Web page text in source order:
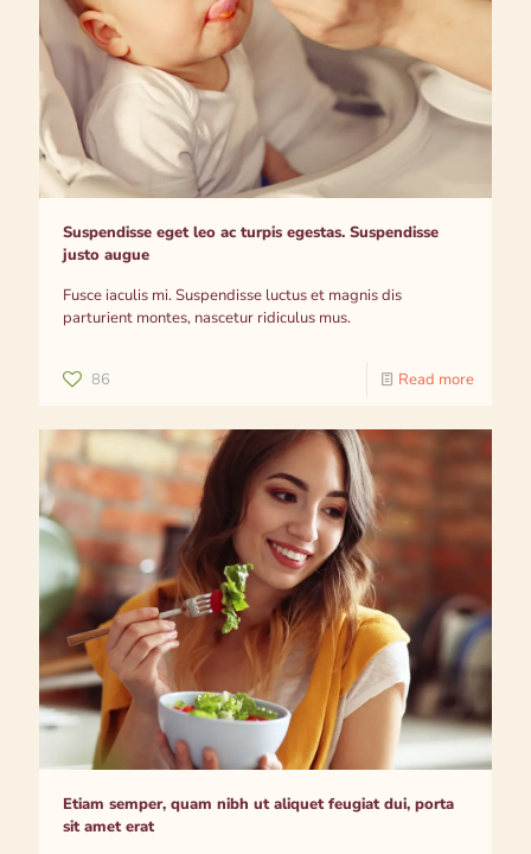
Suspendisse eget leo ac turpis egestas. Suspendisse
justo augue
Fusce iaculis mi. Suspendisse luctus et magnis dis
parturient montes, nascetur ridiculus mus.
86 Read more
Etiam semper, quam nibh ut aliquet feugiat dui, porta
sit amet erat